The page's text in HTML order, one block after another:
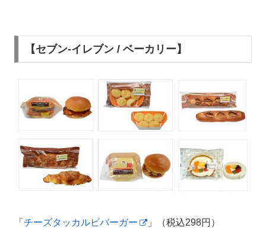
【セブン-イレブン / ベーカリー】
「 チーズタッカルビバーガー
」（税込298円）